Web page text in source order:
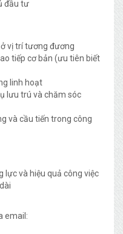
đầu tư
vị trí tương đương
tiếp cơ bản (ưu tiên biết
linh hoạt
lưu trú và chăm sóc
và cầu tiến trong công
lực và hiệu quả công việc
email: